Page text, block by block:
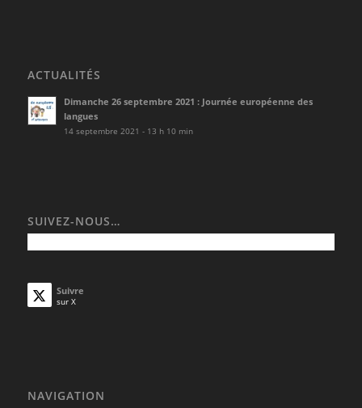
ACTUALITÉS
Dimanche 26 septembre 2021 : Journée européenne des
langues
14 septembre 2021 - 13 h 10 min
SUIVEZ-NOUS…
Suivre
sur X
NAVIGATION